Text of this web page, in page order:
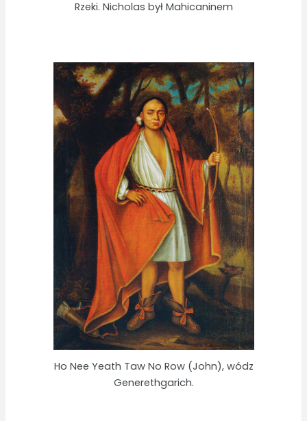
Rzeki. Nicholas był Mahicaninem
Ho Nee Yeath Taw No Row (John), wódz
Generethgarich.